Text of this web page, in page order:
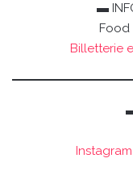
▬
Food
Billetterie
Instagram